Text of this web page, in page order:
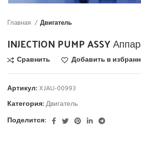
Главная Двигатель
INJECTION PUMP ASSY
Сравнить Добавить в
Артикул: XJAU-00993
Категория:Двигатель
Поделится: